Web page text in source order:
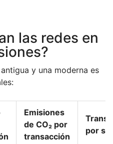
las redes en
y una moderna es
Emisiones
de CO₂ por
transacción
por